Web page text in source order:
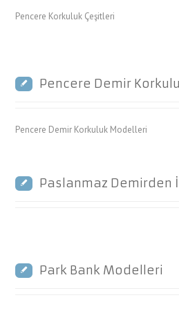
Pencere Korkuluk Çeşitleri
Pencere Demir
Pencere Demir Korkuluk Modelleri
Paslanmaz Demirden
Park Bank Modelleri